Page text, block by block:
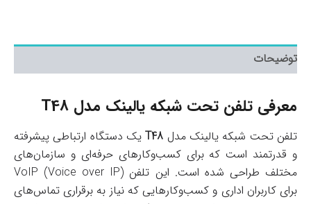
توضیحات
معرفی تلفن تحت شبکه یالینک مدل T48
تلفن تحت شبکه یالینک مدل T48یک دستگاه ارتباطی پیشرفته
و قدرتمند است که برای کسب‌وکارهای حرفه‌ای و سازمان‌های
مختلف طراحی شده است. این تلفن VoIP (Voice over IP)
برای کاربران اداری و کسب‌وکارهایی که نیاز به برقراری تماس‌های